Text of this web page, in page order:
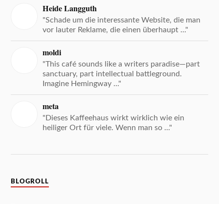
Heide Langguth
"Schade um die interessante Website, die man
vor lauter Reklame, die einen überhaupt ..."
moldi
"This café sounds like a writers paradise—part
sanctuary, part intellectual battleground.
Imagine Hemingway ..."
meta
"Dieses Kaffeehaus wirkt wirklich wie ein
heiliger Ort für viele. Wenn man so ..."
BLOGROLL